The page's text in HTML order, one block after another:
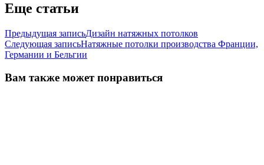
Еще статьи
Предыдущая записьДизайн натяжных потолков
Следующая записьНатяжные потолки производства Франции,
Германии и Бельгии
Вам также может понравиться